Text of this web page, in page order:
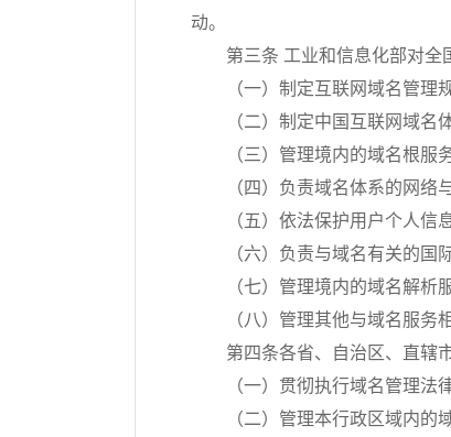
动。
第三条 工业和信息化部对全
（一）制定互联网域名管理
（二）制定中国互联网域名
（三）管理境内的域名根服
（四）负责域名体系的网络
（五）依法保护用户个人信
（六）负责与域名有关的国
（七）管理境内的域名解析
（八）管理其他与域名服务
第四条各省、自治区、直辖
（一）贯彻执行域名管理法
（二）管理本行政区域内的